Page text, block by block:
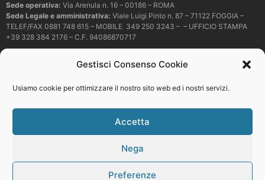
Gestisci Consenso Cookie
Usiamo cookie per ottimizzare il nostro sito web ed i nostri servizi.
Accetta
Nega
Preferenze
Sede operativa: Via Arenula n. 16 – 00186 – ROMA
Sede Legale e amministrativa: Viale Luigi Pinto n. 87 – 71122 FOGGIA –
TELEF/FAX 0881 748 615 – MOBILE 349 250 3243 – – UFFICIO STAMPA
+39 328 384 2176 – C.F. 94086870717
dirigentiscuola@pec.it
copiare o riprodurre in alcun modo i contenuti presenti in questo sito se non